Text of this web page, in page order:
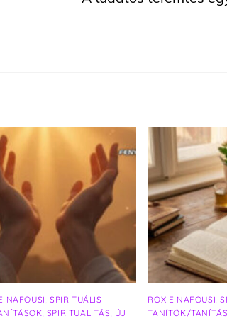
NAFOUSI SPIRITUÁLIS
SPIRITUALITÁS ÚJ
ROXIE NAFOUSI ,
TANÍTÓK/